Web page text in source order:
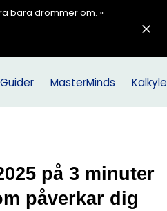
bara drömmer om. »
MasterMinds
på 3 minuter
påverkar dig